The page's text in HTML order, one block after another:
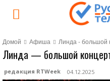
Домой Афиша Линда - большой
Линда — большой
редакция RTWeek 04.12.2025